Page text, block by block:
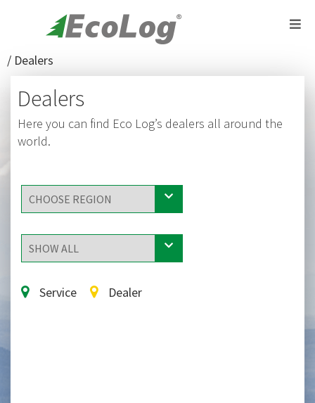
/ Dealers
Dealers
Here you can find Eco Log’s dealers all around the
world.
Service Dealer